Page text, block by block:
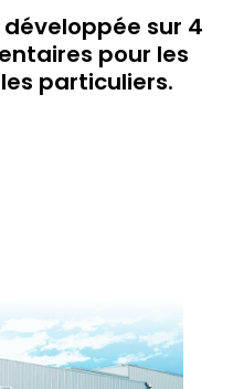
sur 4
pour les
particuliers.